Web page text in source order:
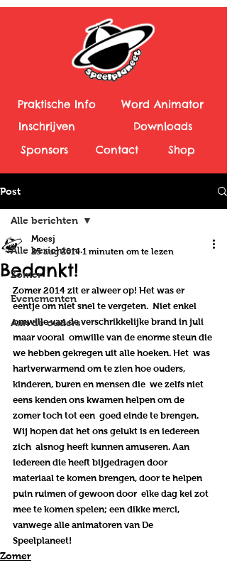
Praktische Info
Inschrijven
Word Animator
Downloads
Sponsors
Contact Shop
Post
Alle berichten
Zomer
Evenementen
Aan de ouders
Alle berichten
Bedankt!
Moesj
25 aug 2014 1 minuten om te lezen
Zomer 2014 zit er alweer op! Het was er
eentje om niet snel te vergeten.  Niet enkel
omwille van de verschrikkelijke brand in juli
maar vooral  omwille van de enorme steun die
we hebben gekregen uit alle hoeken. Het  was
hartverwarmend om te zien hoe ouders,
kinderen, buren en mensen die  we zelfs niet
eens kenden ons kwamen helpen om de
zomer toch tot een  goed einde te brengen.
Wij hopen dat het ons gelukt is en iedereen
zich  alsnog heeft kunnen amuseren. Aan
iedereen die heeft bijgedragen door
materiaal te komen brengen, door te helpen
puin ruimen of gewoon door  elke dag kei zot
mee te komen spelen; een dikke merci,
vanwege alle animatoren van De
Speelplaneet!
Zomer